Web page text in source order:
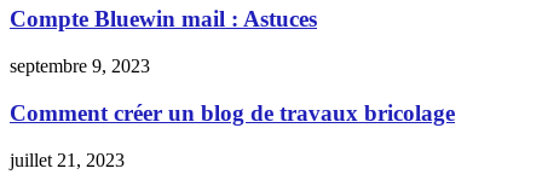
Compte Bluewin mail : Astuces
septembre 9, 2023
Comment créer un blog de travaux bricolage
juillet 21, 2023